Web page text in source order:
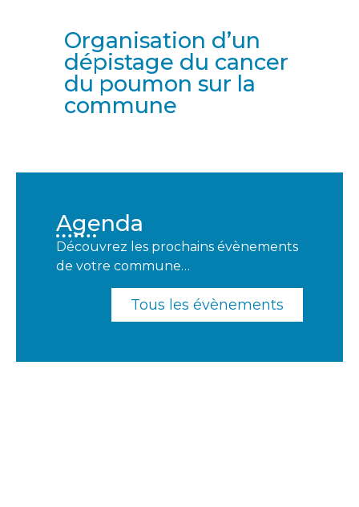
Organisation d’un
dépistage du cancer
du poumon sur la
commune
Agenda
Découvrez les prochains évènements
de votre commune…
Tous les évènements